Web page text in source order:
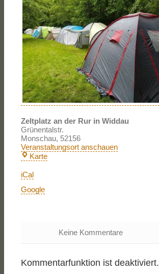
Zeltplatz an der Rur in Widdau
Grünentalstr.
Monschau, 52156
Veranstaltungsort anschauen
KarteZeltplatz
an
iCal
Google
Keine Kommentare
Kommentarfunktion ist deaktiviert.